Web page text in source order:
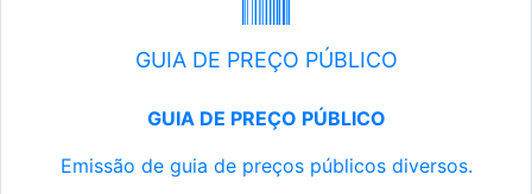
GUIA DE PREÇO PÚBLICO
GUIA DE PREÇO PÚBLICO
Emissão de guia de preços públicos diversos.